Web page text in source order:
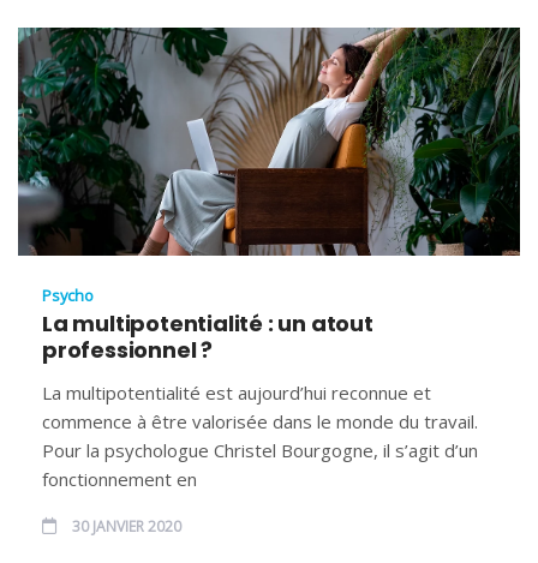
Psycho
La multipotentialité : un atout
professionnel ?
La multipotentialité est aujourd’hui reconnue et
commence à être valorisée dans le monde du travail.
Pour la psychologue Christel Bourgogne, il s’agit d’un
fonctionnement en
30 JANVIER 2020